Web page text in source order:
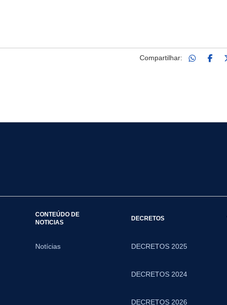
Compartilhar:
CONTEÚDO DE
NOTICIAS
Notícias
DECRETOS
DECRETOS 2025
DECRETOS 2024
DECRETOS 2026